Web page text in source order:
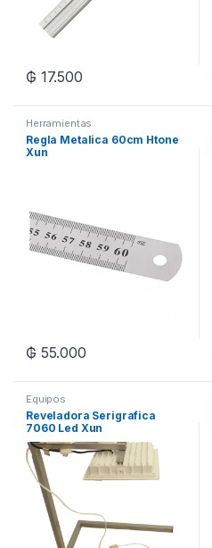
₲ 17.500
Herramientas
Regla Metalica 60cm Htone
Xun
₲ 55.000
Equipos
Reveladora Serigrafica
7060 Led Xun